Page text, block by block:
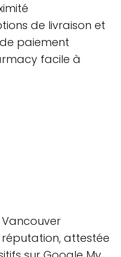
de livraison et
paiement
facile à
attestée